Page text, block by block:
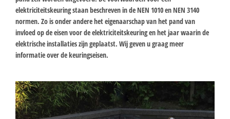
elektriciteitskeuring staan beschreven in de NEN 1010 en NEN 3140
normen. Zo is onder andere het eigenaarschap van het pand van
invloed op de eisen voor de elektriciteitskeuring en het jaar waarin de
elektrische installaties zijn geplaatst. Wij geven u graag meer
informatie over de keuringseisen.